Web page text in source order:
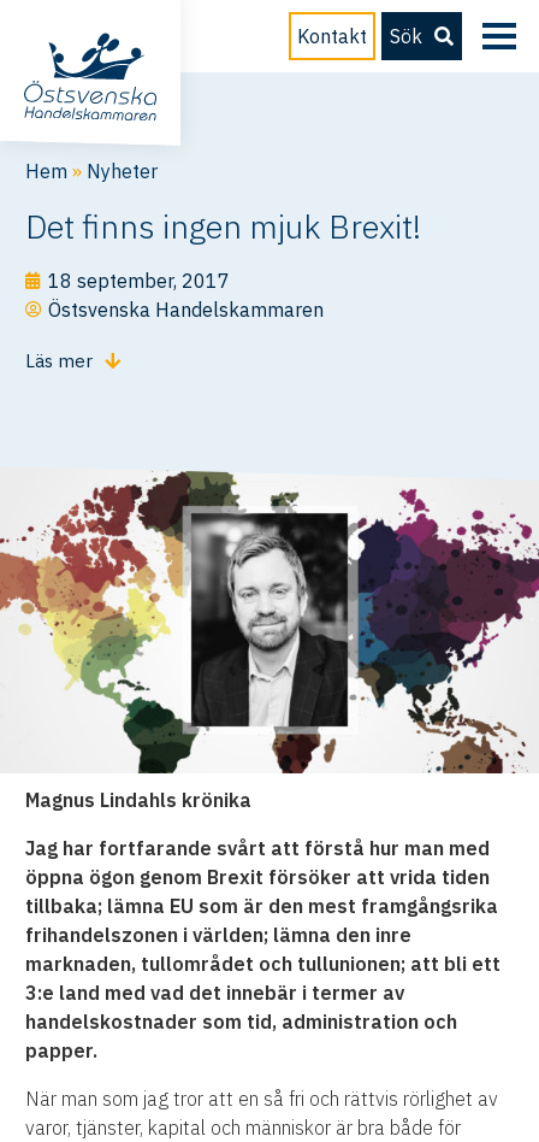
Kontakt Sök
Hem » Nyheter
Det finns ingen mjuk Brexit!
18 september, 2017
Östsvenska Handelskammaren
Läs mer
Magnus Lindahls krönika
Jag har fortfarande svårt att förstå hur man med
öppna ögon genom Brexit försöker att vrida tiden
tillbaka; lämna EU som är den mest framgångsrika
frihandelszonen i världen; lämna den inre
marknaden, tullområdet och tullunionen; att bli ett
3:e land med vad det innebär i termer av
handelskostnader som tid, administration och
papper.
När man som jag tror att en så fri och rättvis rörlighet av
varor, tjänster, kapital och människor är bra både för